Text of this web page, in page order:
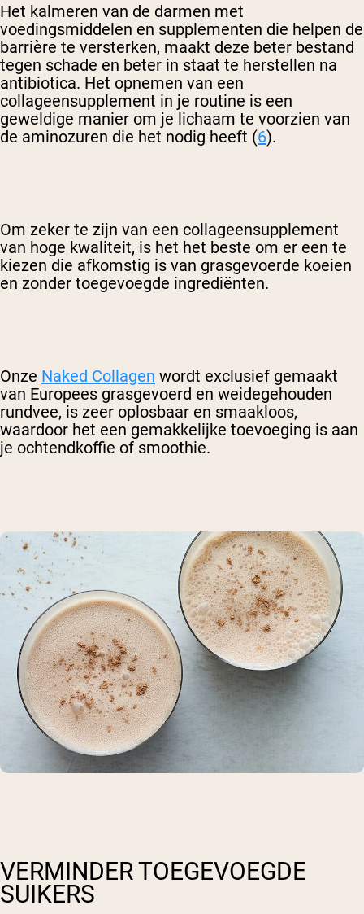
Het kalmeren van de darmen met
voedingsmiddelen en supplementen die helpen de
barrière te versterken, maakt deze beter bestand
tegen schade en beter in staat te herstellen na
antibiotica. Het opnemen van een
collageensupplement in je routine is een
geweldige manier om je lichaam te voorzien van
de aminozuren die het nodig heeft (6).
Om zeker te zijn van een collageensupplement
van hoge kwaliteit, is het het beste om er een te
kiezen die afkomstig is van grasgevoerde koeien
en zonder toegevoegde ingrediënten.
Onze Naked Collagen wordt exclusief gemaakt
van Europees grasgevoerd en weidegehouden
rundvee, is zeer oplosbaar en smaakloos,
waardoor het een gemakkelijke toevoeging is aan
je ochtendkoffie of smoothie.
VERMINDER TOEGEVOEGDE
SUIKERS